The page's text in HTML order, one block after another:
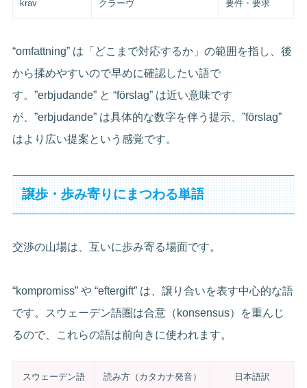
krav クラーヴ 要件・要求
“omfattning” は「どこまで対応するか」の範囲を指し、後
から揉めやすいので早めに確認したい語で
す。”erbjudande” と “förslag” は近い意味です
が、”erbjudande” は具体的な数字を伴う提示、”förslag”
はより広い提案という感覚です。
譲歩・歩み寄りにまつわる単語
交渉の山場は、互いに歩み寄る場面です。
“kompromiss” や “eftergift” は、譲り合いを表す中心的な語
です。スウェーデン語圏は合意（konsensus）を重んじ
るので、これらの語は前向きに使われます。
スウェーデン語 読み方（カタカナ発音） 日本語訳